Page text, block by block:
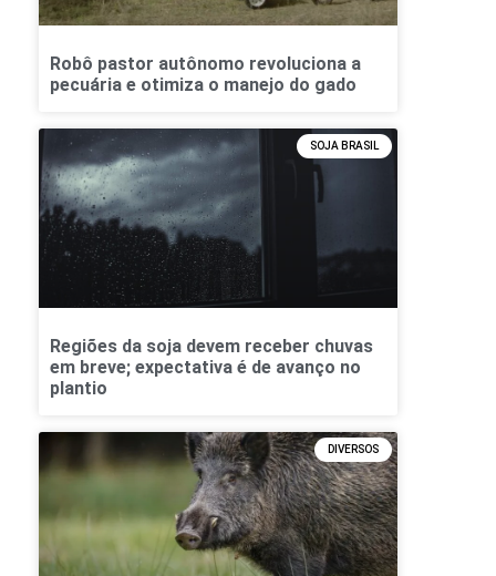
Robô pastor autônomo revoluciona a
pecuária e otimiza o manejo do gado
SOJA BRASIL
Regiões da soja devem receber chuvas
em breve; expectativa é de avanço no
plantio
DIVERSOS